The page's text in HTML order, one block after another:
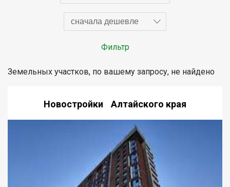
сначала дешевле
Фильтр
Земельных участков, по вашему запросу, не найдено
Новостройки Алтайского края